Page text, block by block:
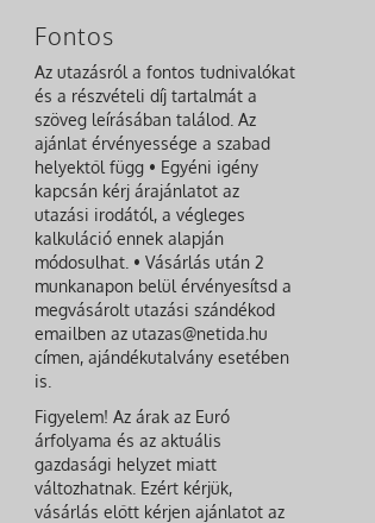
Fontos
Az utazásról a fontos tudnivalókat
és a részvételi díj tartalmát a
szöveg leírásában találod. Az
ajánlat érvényessége a szabad
helyektől függ • Egyéni igény
kapcsán kérj árajánlatot az
utazási irodától, a végleges
kalkuláció ennek alapján
módosulhat. • Vásárlás után 2
munkanapon belül érvényesítsd a
megvásárolt utazási szándékod
emailben az utazas@netida.hu
címen, ajándékutalvány esetében
is.
Figyelem! Az árak az Euró
árfolyama és az aktuális
gazdasági helyzet miatt
változhatnak. Ezért kérjük,
vásárlás előtt kérjen ajánlatot az